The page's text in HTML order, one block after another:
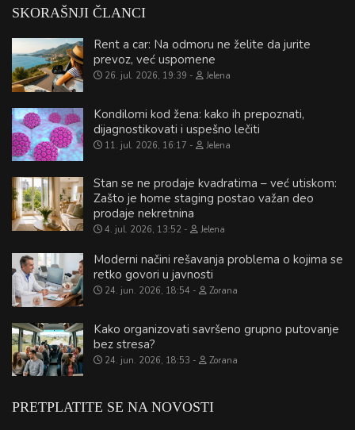
SKORAŠNJI ČLANCI
Rent a car: Na odmoru ne želite da jurite
prevoz, već uspomene
26. jul. 2026, 19:39 Jelena
Kondilomi kod žena: kako ih prepoznati,
dijagnostikovati i uspešno lečiti
11. jul. 2026, 16:17 Jelena
Stan se ne prodaje kvadratima – već utiskom:
Zašto je home staging postao važan deo
prodaje nekretnina
4. jul. 2026, 13:52 Jelena
Moderni načini rešavanja problema o kojima se
retko govori u javnosti
24. jun. 2026, 18:54 Zorana
Kako organizovati savršeno grupno putovanje
bez stresa?
24. jun. 2026, 18:53 Zorana
PRETPLATITE SE NA NOVOSTI